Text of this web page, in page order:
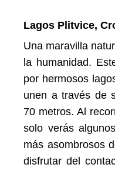
Lagos Plitvice,
Una maravilla
la humanidad.
por hermosos
unen a través de
70 metros. Al
solo verás
más asombrosos
disfrutar del